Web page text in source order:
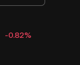
-0.82%